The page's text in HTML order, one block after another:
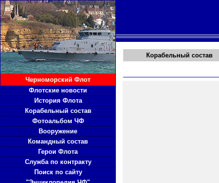
Черноморский Флот
Флотские новости
История Флота
Корабельный состав
Фотоальбом ЧФ
Вооружение
Командный состав
Герои Флота
Служба по контракту
Поиск по сайту
Корабельный состав